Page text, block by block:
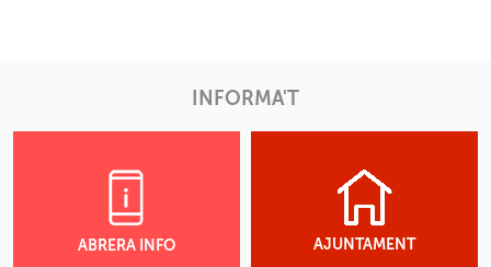
INFORMA'T
ABRERA INFO AJUNTAMENT